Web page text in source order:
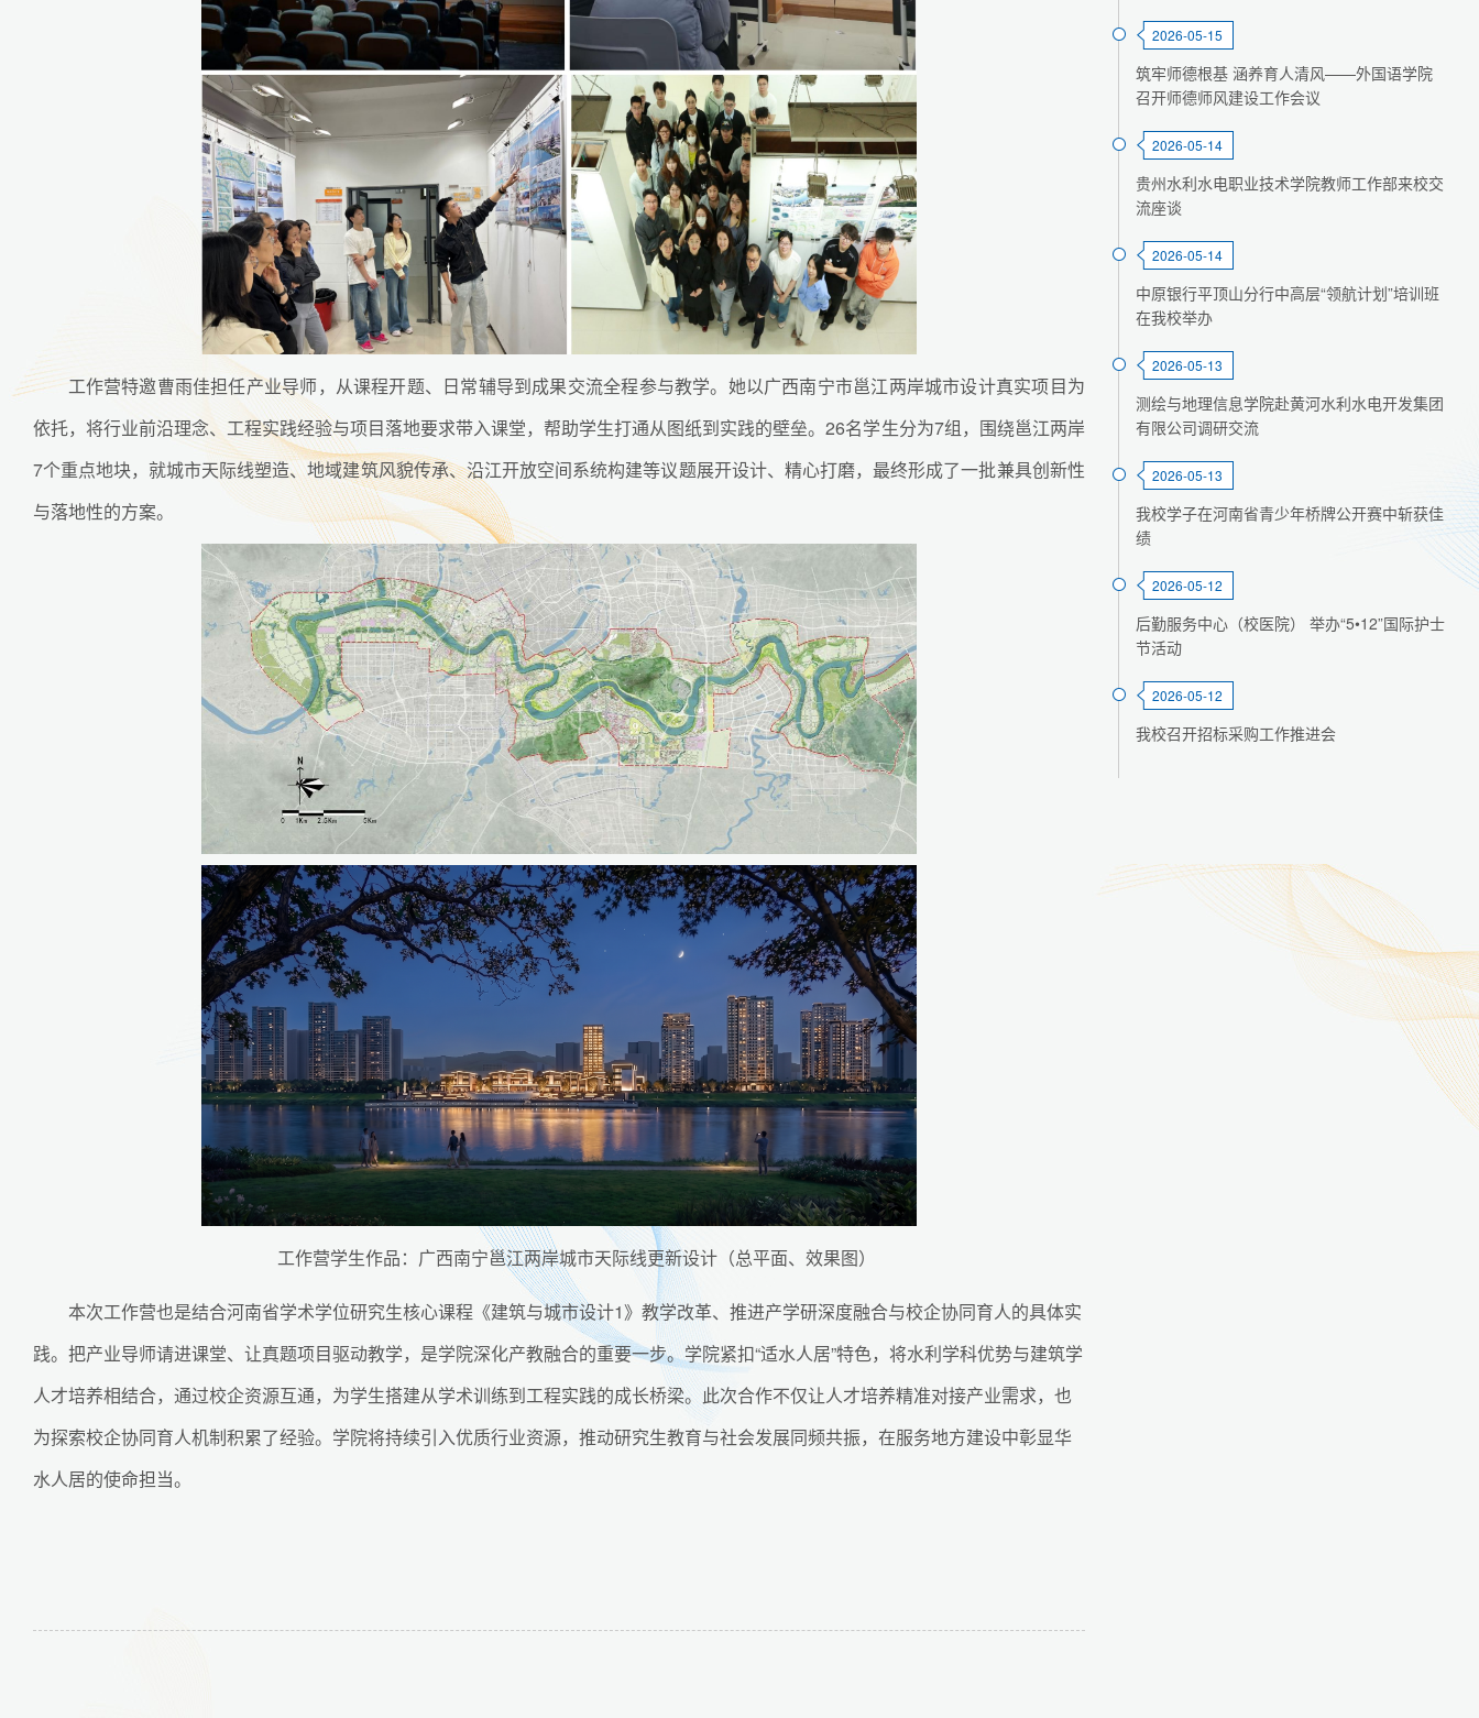
工作营特邀曹雨佳担任产业导师，从课程开题、日常辅导到成果交流全程参与教学。她以广西南宁市邕江两岸城市设计真实项目为
依托，将行业前沿理念、工程实践经验与项目落地要求带入课堂，帮助学生打通从图纸到实践的壁垒。26名学生分为7组，围绕邕江两岸
7个重点地块，就城市天际线塑造、地域建筑风貌传承、沿江开放空间系统构建等议题展开设计、精心打磨，最终形成了一批兼具创新性
与落地性的方案。
工作营学生作品：广西南宁邕江两岸城市天际线更新设计（总平面、效果图）
本次工作营也是结合河南省学术学位研究生核心课程《建筑与城市设计1》教学改革、推进产学研深度融合与校企协同育人的具体实
践。把产业导师请进课堂、让真题项目驱动教学，是学院深化产教融合的重要一步。学院紧扣“适水人居”特色，将水利学科优势与建筑学
人才培养相结合，通过校企资源互通，为学生搭建从学术训练到工程实践的成长桥梁。此次合作不仅让人才培养精准对接产业需求，也
为探索校企协同育人机制积累了经验。学院将持续引入优质行业资源，推动研究生教育与社会发展同频共振，在服务地方建设中彰显华
水人居的使命担当。
2026-05-15
筑牢师德根基 涵养育人清风——外国语学院
召开师德师风建设工作会议
2026-05-14
贵州水利水电职业技术学院教师工作部来校交
流座谈
2026-05-14
中原银行平顶山分行中高层“领航计划”培训班
在我校举办
2026-05-13
测绘与地理信息学院赴黄河水利水电开发集团
有限公司调研交流
2026-05-13
我校学子在河南省青少年桥牌公开赛中斩获佳
绩
2026-05-12
后勤服务中心（校医院） 举办“5•12”国际护士
节活动
2026-05-12
我校召开招标采购工作推进会